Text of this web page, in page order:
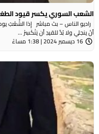
الشعب السوري يكسر قيود
راديو الناس – بث مباشر إِذا الشَّعْبُ يوماً
أنْ ينجلي ولا بُدَّ للقيدِ أن يَنْكَسِرْ ...
16 ديسمبر 2024 | 1:38 مساءً